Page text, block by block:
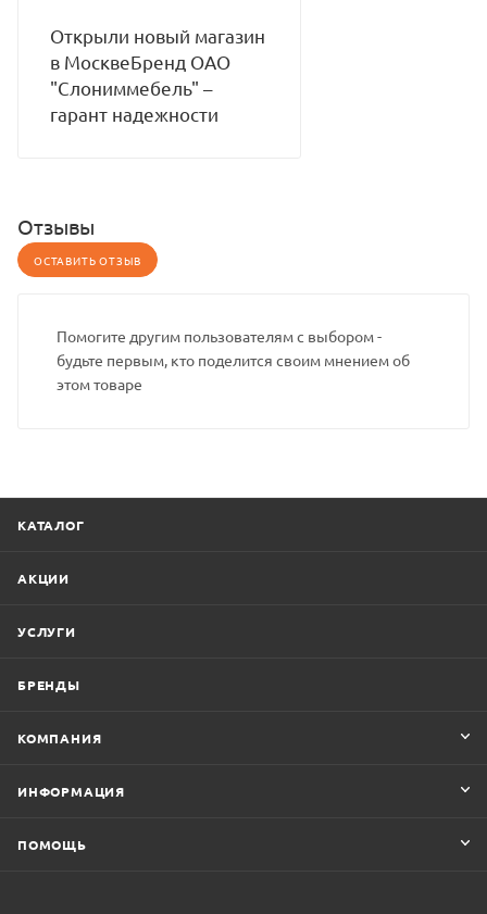
Открыли новый магазин
в МосквеБренд ОАО
"Слониммебель" –
гарант надежности
Отзывы
ОСТАВИТЬ ОТЗЫВ
Помогите другим пользователям с выбором -
будьте первым, кто поделится своим мнением об
этом товаре
КАТАЛОГ
АКЦИИ
УСЛУГИ
БРЕНДЫ
КОМПАНИЯ
ИНФОРМАЦИЯ
ПОМОЩЬ